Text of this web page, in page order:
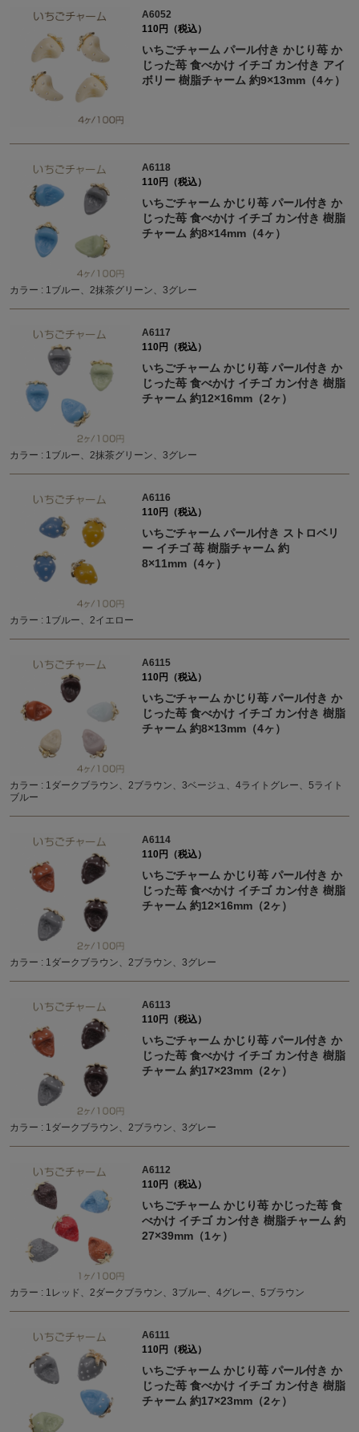
A6052
110円（税込）
いちごチャーム パール付き かじり苺 か
じった苺 食べかけ イチゴ カン付き アイ
ボリー 樹脂チャーム 約9×13mm（4ヶ）
A6118
110円（税込）
いちごチャーム かじり苺 パール付き か
じった苺 食べかけ イチゴ カン付き 樹脂
チャーム 約8×14mm（4ヶ）
カラー : 1ブルー、2抹茶グリーン、3グレー
A6117
110円（税込）
いちごチャーム かじり苺 パール付き か
じった苺 食べかけ イチゴ カン付き 樹脂
チャーム 約12×16mm（2ヶ）
カラー : 1ブルー、2抹茶グリーン、3グレー
A6116
110円（税込）
いちごチャーム パール付き ストロベリ
ー イチゴ 苺 樹脂チャーム 約
8×11mm（4ヶ）
カラー : 1ブルー、2イエロー
A6115
110円（税込）
いちごチャーム かじり苺 パール付き か
じった苺 食べかけ イチゴ カン付き 樹脂
チャーム 約8×13mm（4ヶ）
カラー : 1ダークブラウン、2ブラウン、3ベージュ、4ライトグレー、5ライト
ブルー
A6114
110円（税込）
いちごチャーム かじり苺 パール付き か
じった苺 食べかけ イチゴ カン付き 樹脂
チャーム 約12×16mm（2ヶ）
カラー : 1ダークブラウン、2ブラウン、3グレー
A6113
110円（税込）
いちごチャーム かじり苺 パール付き か
じった苺 食べかけ イチゴ カン付き 樹脂
チャーム 約17×23mm（2ヶ）
カラー : 1ダークブラウン、2ブラウン、3グレー
A6112
110円（税込）
いちごチャーム かじり苺 かじった苺 食
べかけ イチゴ カン付き 樹脂チャーム 約
27×39mm（1ヶ）
カラー : 1レッド、2ダークブラウン、3ブルー、4グレー、5ブラウン
A6111
110円（税込）
いちごチャーム かじり苺 パール付き か
じった苺 食べかけ イチゴ カン付き 樹脂
チャーム 約17×23mm（2ヶ）